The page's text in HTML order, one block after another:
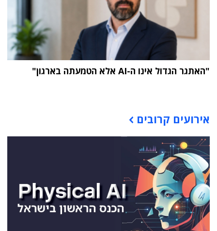
"האתגר הגדול אינו ה-AI אלא הטמעתה בארגון"
אירועים קרובים